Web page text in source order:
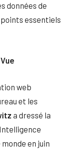
données de
points essentiels
web
et les
a dressé la
en juin